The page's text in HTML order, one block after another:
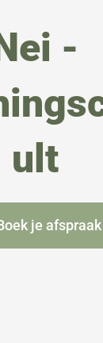
-
ult
je afspraak